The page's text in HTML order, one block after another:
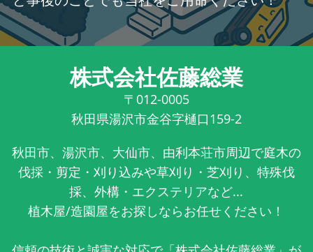
株式会社佐藤総業
〒012-0005
秋田県湯沢市金谷字樋口159-2
秋田市、湯沢市、大仙市、由利本荘市周辺で庭木の
伐採・剪定・刈り込みや草刈り・芝刈り、特殊伐
採、外構・エクステリアなど...
植木屋/造園屋をお探しならお任せください！